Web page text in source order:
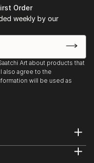
Order
weekly by our
Art about products that
also agree to the
will be used as